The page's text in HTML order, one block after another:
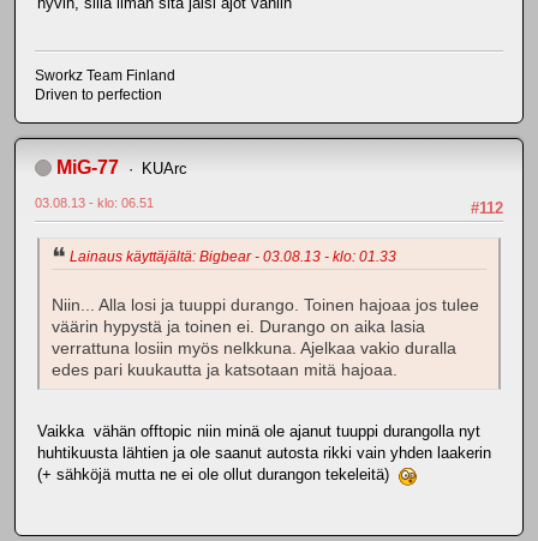
Sworkz Team Finland
Driven to perfection
MiG-77 KUArc
#112
03.08.13 - klo: 06.51
Lainaus käyttäjältä: Bigbear - 03.08.13 - klo: 01.33
Niin... Alla losi ja tuuppi durango. Toinen hajoaa jos tulee
väärin hypystä ja toinen ei. Durango on aika lasia
verrattuna losiin myös nelkkuna. Ajelkaa vakio duralla
edes pari kuukautta ja katsotaan mitä hajoaa.
Vaikka vähän offtopic niin minä ole ajanut tuuppi durangolla nyt
huhtikuusta lähtien ja ole saanut autosta rikki vain yhden laakerin
(+ sähköjä mutta ne ei ole ollut durangon tekeleitä)